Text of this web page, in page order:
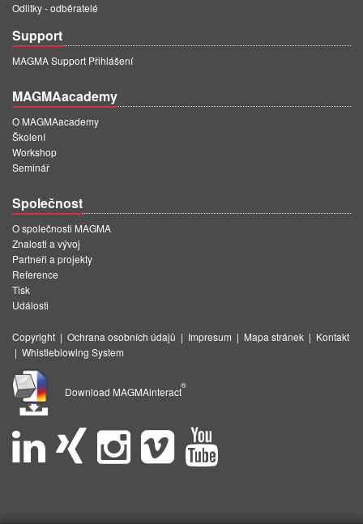
Odlitky - odběratelé
Support
MAGMA Support Přihlášení
MAGMAacademy
O MAGMAacademy
Školení
Workshop
Seminář
Společnost
O společnosti MAGMA
Znalosti a vývoj
Partneři a projekty
Reference
Tisk
Události
Copyright | Ochrana osobních údajů | Impresum | Mapa stránek | Kontakt
| Whistleblowing System
Download MAGMAinteract
®